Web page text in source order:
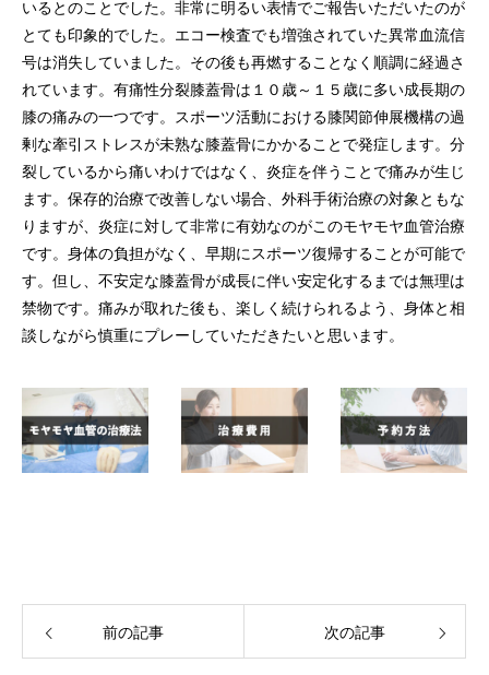
いるとのことでした。非常に明るい表情でご報告いただいたのが
とても印象的でした。エコー検査でも増強されていた異常血流信
号は消失していました。その後も再燃することなく順調に経過さ
れています。有痛性分裂膝蓋骨は１０歳～１５歳に多い成長期の
膝の痛みの一つです。スポーツ活動における膝関節伸展機構の過
剰な牽引ストレスが未熟な膝蓋骨にかかることで発症します。分
裂しているから痛いわけではなく、炎症を伴うことで痛みが生じ
ます。保存的治療で改善しない場合、外科手術治療の対象ともな
りますが、炎症に対して非常に有効なのがこのモヤモヤ血管治療
です。身体の負担がなく、早期にスポーツ復帰することが可能で
す。但し、不安定な膝蓋骨が成長に伴い安定化するまでは無理は
禁物です。痛みが取れた後も、楽しく続けられるよう、身体と相
談しながら慎重にプレーしていただきたいと思います。
前の記事 次の記事